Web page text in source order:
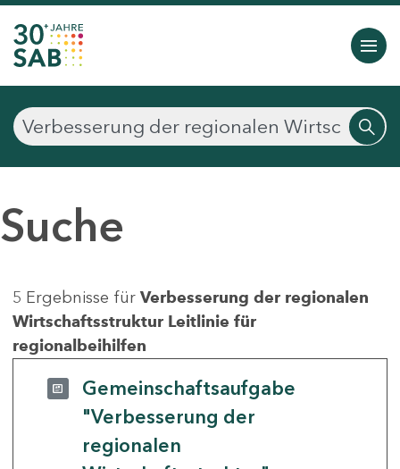
Suche
5 Ergebnisse für Verbesserung der regionalen
Wirtschaftsstruktur Leitlinie für
regionalbeihilfen
Gemeinschaftsaufgabe
"Verbesserung der
regionalen